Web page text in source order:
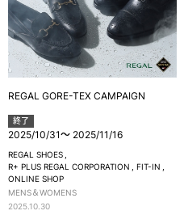
REGAL GORE-TEX CAMPAIGN
終了
2025/10/31～ 2025/11/16
REGAL SHOES
R+ PLUS REGAL CORPORATION
FIT-IN
ONLINE SHOP
MENS＆WOMENS
2025.10.30